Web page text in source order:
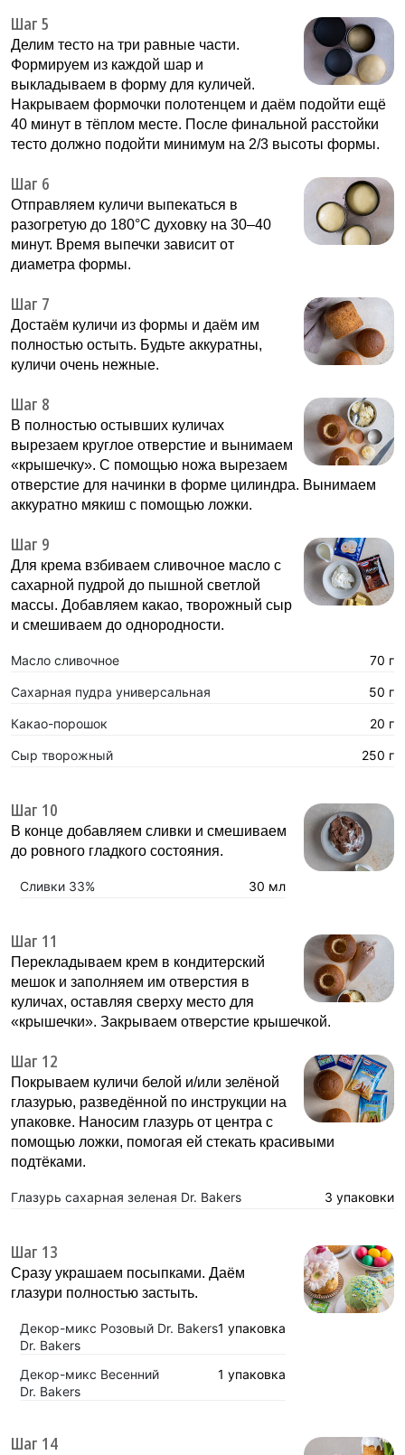
Шаг 5
Делим тесто на три равные части.
Формируем из каждой шар и
выкладываем в форму для куличей.
Накрываем формочки полотенцем и даём подойти ещё
40 минут в тёплом месте. После финальной расстойки
тесто должно подойти минимум на 2/3 высоты формы.
Шаг 6
Отправляем куличи выпекаться в
разогретую до 180°С духовку на 30–40
минут. Время выпечки зависит от
диаметра формы.
Шаг 7
Достаём куличи из формы и даём им
полностью остыть. Будьте аккуратны,
куличи очень нежные.
Шаг 8
В полностью остывших куличах
вырезаем круглое отверстие и вынимаем
«крышечку». С помощью ножа вырезаем
отверстие для начинки в форме цилиндра. Вынимаем
аккуратно мякиш с помощью ложки.
Шаг 9
Для крема взбиваем сливочное масло с
сахарной пудрой до пышной светлой
массы. Добавляем какао, творожный сыр
и смешиваем до однородности.
Масло сливочное 70 г
Сахарная пудра универсальная 50 г
Какао-порошок 20 г
Сыр творожный 250 г
Шаг 10
В конце добавляем сливки и смешиваем
до ровного гладкого состояния.
Сливки 33% 30 мл
Шаг 11
Перекладываем крем в кондитерский
мешок и заполняем им отверстия в
куличах, оставляя сверху место для
«крышечки». Закрываем отверстие крышечкой.
Шаг 12
Покрываем куличи белой и/или зелёной
глазурью, разведённой по инструкции на
упаковке. Наносим глазурь от центра с
помощью ложки, помогая ей стекать красивыми
подтёками.
Глазурь сахарная зеленая Dr. Bakers 3 упаковки
Шаг 13
Сразу украшаем посыпками. Даём
глазури полностью застыть.
Декор-микс Розовый Dr. Bakers
Dr. Bakers
1 упаковка
Декор-микс Весенний
Dr. Bakers
1 упаковка
Шаг 14